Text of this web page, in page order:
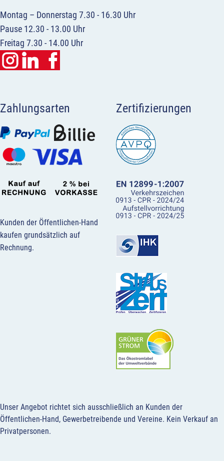
Montag – Donnerstag 7.30 - 16.30 Uhr
Pause 12.30 - 13.00 Uhr
Freitag 7.30 - 14.00 Uhr
Zahlungsarten
Kunden der Öffentlichen-Hand
kaufen grundsätzlich auf
Rechnung.
Zertifizierungen
Unser Angebot richtet sich ausschließlich an Kunden der
Öffentlichen-Hand, Gewerbetreibende und Vereine. Kein Verkauf an
Privatpersonen.